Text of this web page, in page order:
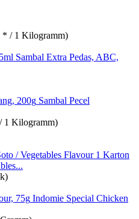
* / 1 Kilogramm)
Sambal Extra Pedas, ABC,
Sambal Pecel
1 Kilogramm)
1 Karton
Indomie Special Chicken